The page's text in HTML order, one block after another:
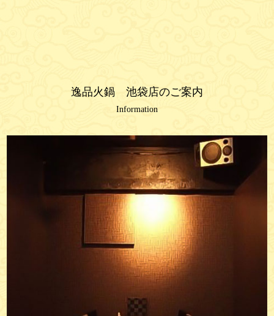
逸品火鍋 池袋店のご案内
Information